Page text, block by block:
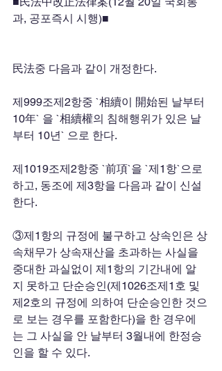
과, 공포즉시 시행)■
民法중 다음과 같이 개정한다.
제999조제2항중 `相續이 開始된 날부터
10年` 을 `相續權의 침해행위가 있은 날
부터 10년` 으로 한다.
제1019조제2항중 `前項`을 `제1항`으로
하고, 동조에 제3항을 다음과 같이 신설
한다.
③제1항의 규정에 불구하고 상속인은 상
속채무가 상속재산을 초과하는 사실을
중대한 과실없이 제1항의 기간내에 알
지 못하고 단순승인(제1026조제1호 및
제2호의 규정에 의하여 단순승인한 것으
로 보는 경우를 포함한다)을 한 경우에
는 그 사실을 안 날부터 3월내에 한정승
인을 할 수 있다.